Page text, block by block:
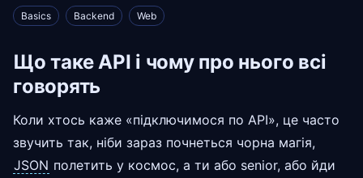
Basics Backend Web
Що таке API і чому про нього всі
говорять
Коли хтось каже «підключимося по API», це часто
звучить так, ніби зараз почнеться чорна магія,
JSON полетить у космос, а ти або senior, або йди